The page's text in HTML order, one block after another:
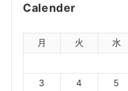
Calender
月 火 水
3
4 5